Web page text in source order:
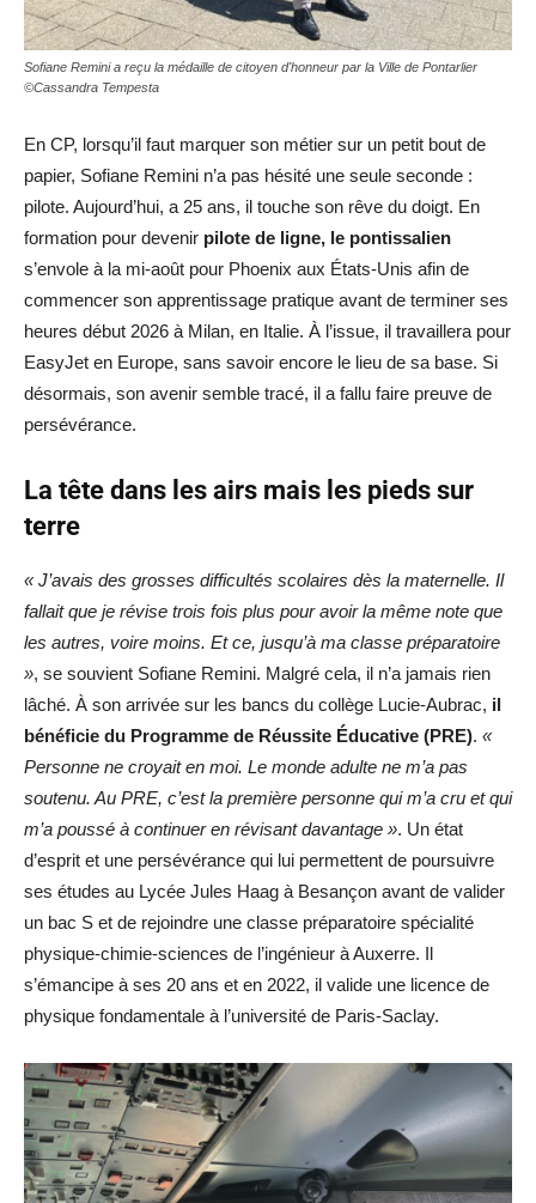
Sofiane Remini a reçu la médaille de citoyen d'honneur par la Ville de Pontarlier
©Cassandra Tempesta
En CP, lorsqu’il faut marquer son métier sur un petit bout de
papier, Sofiane Remini n’a pas hésité une seule seconde :
pilote. Aujourd’hui, a 25 ans, il touche son rêve du doigt. En
formation pour devenir pilote de ligne, le pontissalien
s’envole à la mi-août pour Phoenix aux États-Unis afin de
commencer son apprentissage pratique avant de terminer ses
heures début 2026 à Milan, en Italie. À l’issue, il travaillera pour
EasyJet en Europe, sans savoir encore le lieu de sa base. Si
désormais, son avenir semble tracé, il a fallu faire preuve de
persévérance.
La tête dans les airs mais les pieds sur
terre
« J’avais des grosses difficultés scolaires dès la maternelle. Il
fallait que je révise trois fois plus pour avoir la même note que
les autres, voire moins. Et ce, jusqu’à ma classe préparatoire
», se souvient Sofiane Remini. Malgré cela, il n’a jamais rien
lâché. À son arrivée sur les bancs du collège Lucie-Aubrac, il
bénéficie du Programme de Réussite Éducative (PRE). «
Personne ne croyait en moi. Le monde adulte ne m’a pas
soutenu. Au PRE, c’est la première personne qui m’a cru et qui
m’a poussé à continuer en révisant davantage ». Un état
d’esprit et une persévérance qui lui permettent de poursuivre
ses études au Lycée Jules Haag à Besançon avant de valider
un bac S et de rejoindre une classe préparatoire spécialité
physique-chimie-sciences de l’ingénieur à Auxerre. Il
s’émancipe à ses 20 ans et en 2022, il valide une licence de
physique fondamentale à l’université de Paris-Saclay.